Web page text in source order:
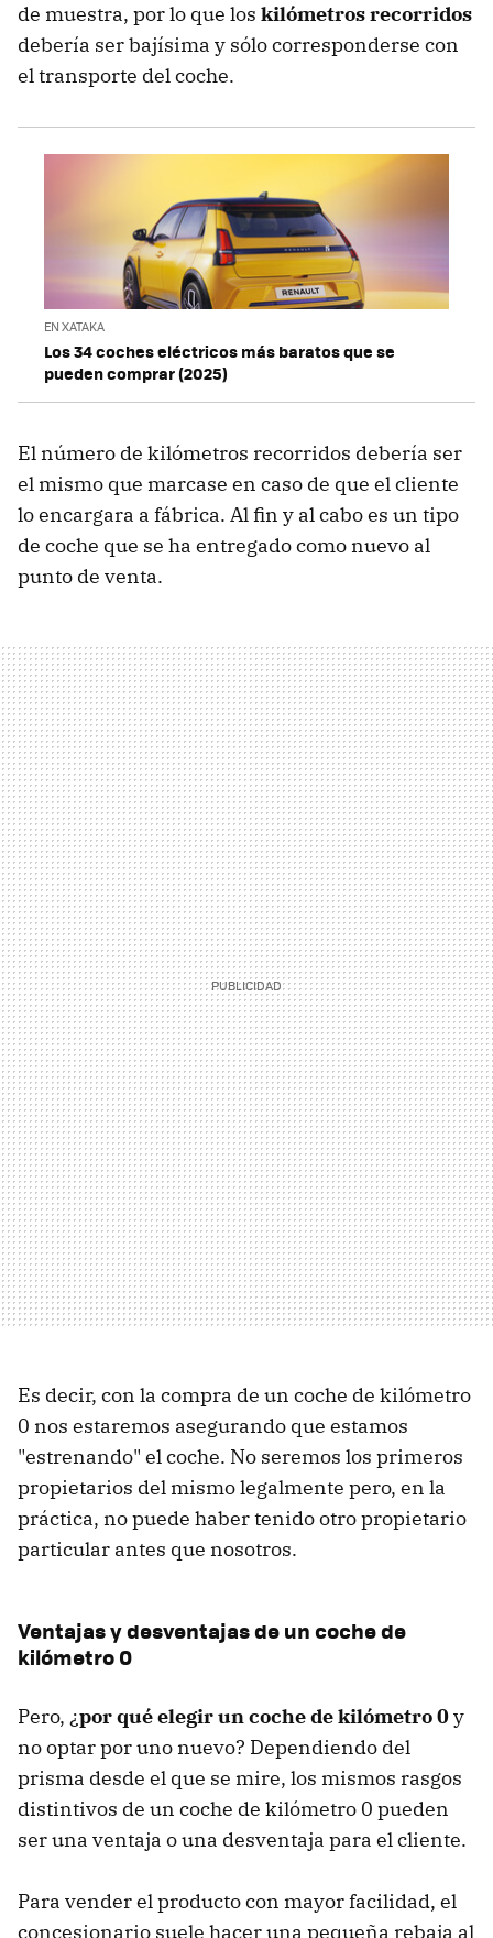
de muestra, por lo que los kilómetros recorridos
debería ser bajísima y sólo corresponderse con
el transporte del coche.
EN XATAKA
Los 34 coches eléctricos más baratos que se
pueden comprar (2025)
El número de kilómetros recorridos debería ser
el mismo que marcase en caso de que el cliente
lo encargara a fábrica. Al fin y al cabo es un tipo
de coche que se ha entregado como nuevo al
punto de venta.
Es decir, con la compra de un coche de kilómetro
0 nos estaremos asegurando que estamos
"estrenando" el coche. No seremos los primeros
propietarios del mismo legalmente pero, en la
práctica, no puede haber tenido otro propietario
particular antes que nosotros.
Ventajas y desventajas de un coche de
kilómetro 0
Pero, ¿por qué elegir un coche de kilómetro 0y
no optar por uno nuevo? Dependiendo del
prisma desde el que se mire, los mismos rasgos
distintivos de un coche de kilómetro 0 pueden
ser una ventaja o una desventaja para el cliente.
Para vender el producto con mayor facilidad, el
concesionario suele hacer una pequeña rebaja al